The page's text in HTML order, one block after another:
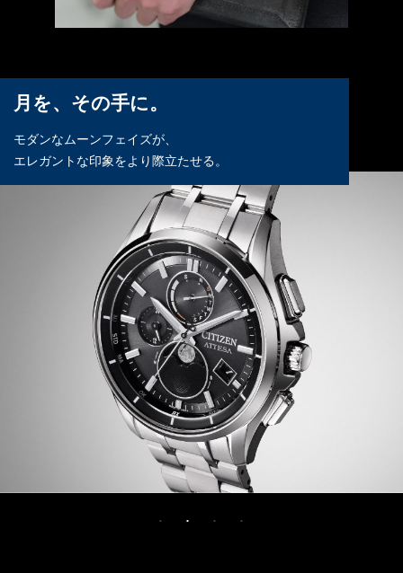
月を、その手に。
モダンなムーンフェイズが、
エレガントな印象をより際立たせる。